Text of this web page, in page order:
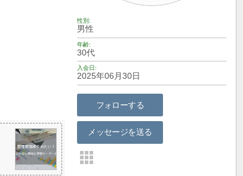
性別
男性
年齢
30代
入会日
2025年06月30日
フォローする
メッセージを送る